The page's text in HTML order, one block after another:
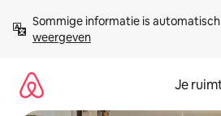
direct
naar
Sommige informatie is
weergeven
Je